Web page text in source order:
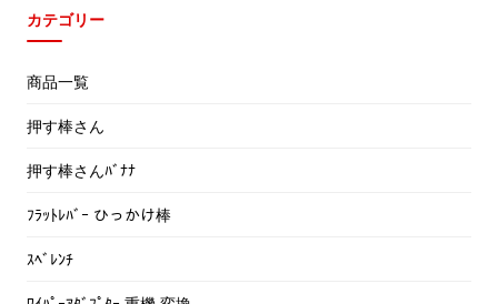
カテゴリー
商品一覧
押す棒さん
押す棒さんﾊﾞﾅﾅ
ﾌﾗｯﾄﾚﾊﾞｰ ひっかけ棒
ｽﾍﾞﾚﾝﾁ